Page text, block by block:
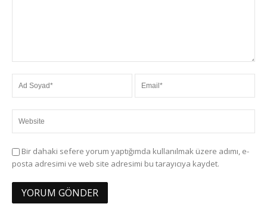
Bir dahaki sefere yorum yaptığımda kullanılmak üzere adımı, e-
posta adresimi ve web site adresimi bu tarayıcıya kaydet.